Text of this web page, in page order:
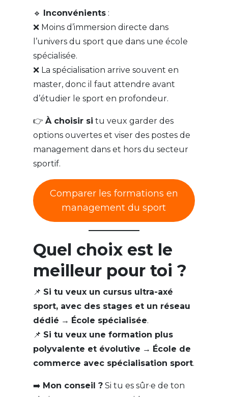
🔹 Inconvénients:
❌ Moins d’immersion directe dans
l’univers du sport que dans une école
spécialisée.
❌ La spécialisation arrive souvent en
master, donc il faut attendre avant
d’étudier le sport en profondeur.
👉 À choisir si tu veux garder des
options ouvertes et viser des postes de
management dans et hors du secteur
sportif.
Comparer les formations en
management du sport
Quel choix est le
meilleur pour toi ?
📌 Si tu veux un cursus ultra-axé
sport, avec des stages et un réseau
dédié → École spécialisée.
📌 Si tu veux une formation plus
polyvalente et évolutive → École de
commerce avec spécialisation sport.
➡️ Mon conseil ?Si tu es sûr·e de ton